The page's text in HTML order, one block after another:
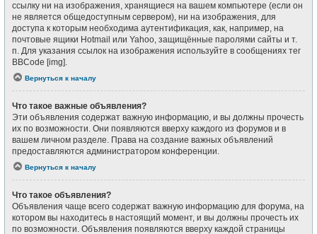
ссылку ни на изображения, хранящиеся на вашем компьютере (если он
не является общедоступным сервером), ни на изображения, для
доступа к которым необходима аутентификация, как, например, на
почтовые ящики Hotmail или Yahoo, защищённые паролями сайты и т.
п. Для указания ссылок на изображения используйте в сообщениях тег
BBCode [img].
Вернуться к началу
Что такое важные объявления?
Эти объявления содержат важную информацию, и вы должны прочесть
их по возможности. Они появляются вверху каждого из форумов и в
вашем личном разделе. Права на создание важных объявлений
предоставляются администратором конференции.
Вернуться к началу
Что такое объявления?
Объявления чаще всего содержат важную информацию для форума, на
котором вы находитесь в настоящий момент, и вы должны прочесть их
по возможности. Объявления появляются вверху каждой страницы